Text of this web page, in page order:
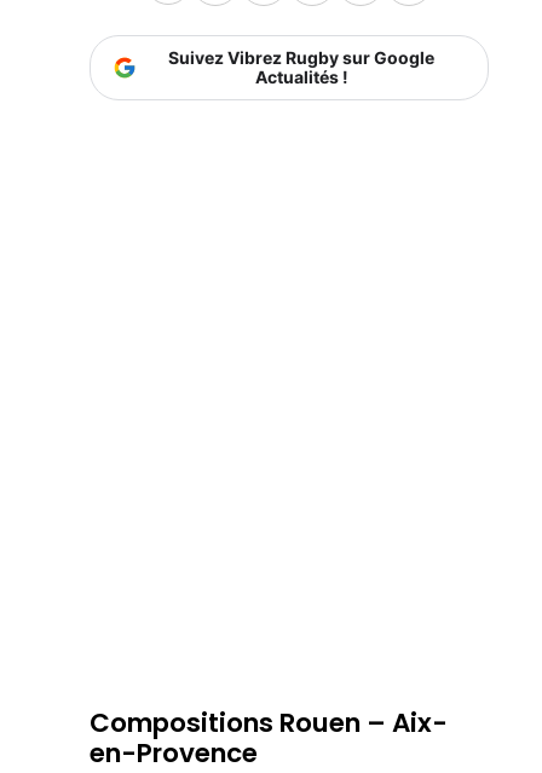
Suivez Vibrez Rugby sur Google
Actualités !
Compositions Rouen – Aix-
en-Provence